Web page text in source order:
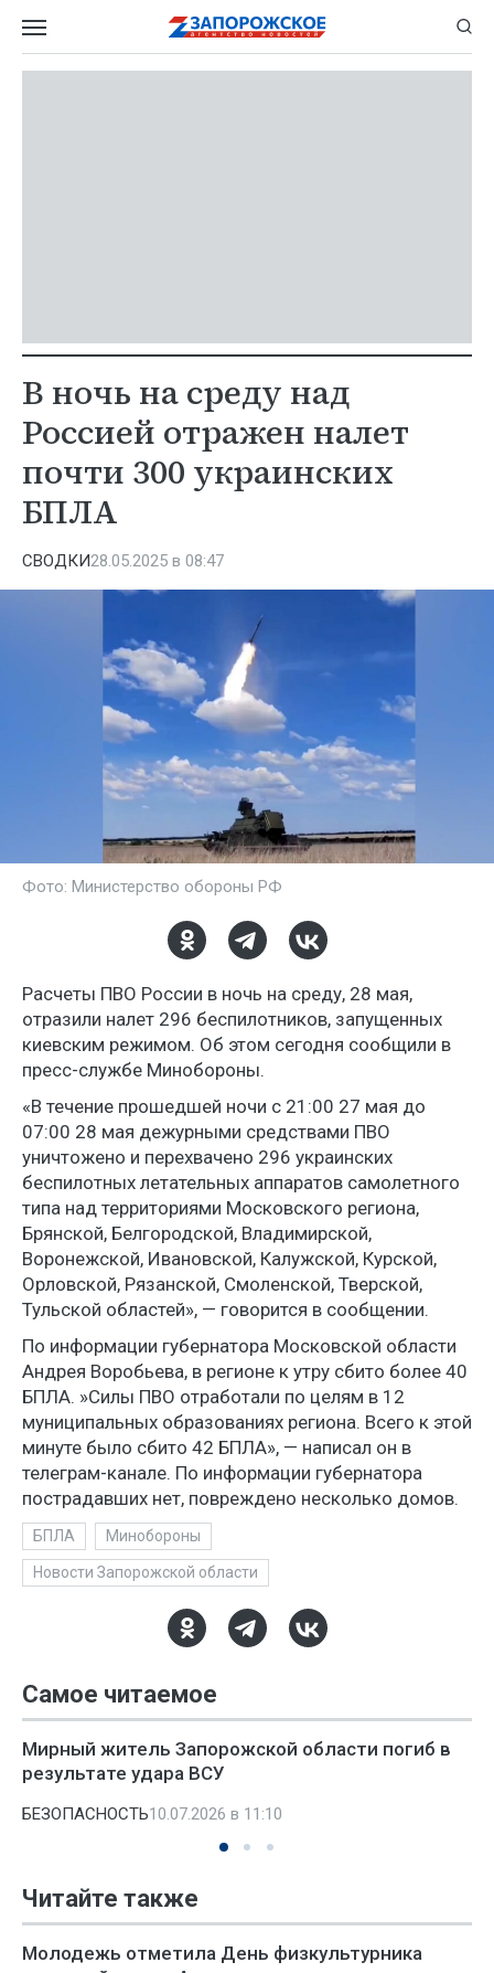
В ночь на среду над
Россией отражен налет
почти 300 украинских
БПЛА
СВОДКИ28.05.2025 в 08:47
Фото: Министерство обороны РФ
Расчеты ПВО России в ночь на среду, 28 мая,
отразили налет 296 беспилотников, запущенных
киевским режимом. Об этом сегодня сообщили в
пресс-службе Минобороны.
«В течение прошедшей ночи с 21:00 27 мая до
07:00 28 мая дежурными средствами ПВО
уничтожено и перехвачено 296 украинских
беспилотных летательных аппаратов самолетного
типа над территориями Московского региона,
Брянской, Белгородской, Владимирской,
Воронежской, Ивановской, Калужской, Курской,
Орловской, Рязанской, Смоленской, Тверской,
Тульской областей», — говорится в сообщении.
По информации губернатора Московской области
Андрея Воробьева, в регионе к утру сбито более 40
БПЛА. »Силы ПВО отработали по целям в 12
муниципальных образованиях региона. Всего к этой
минуте было сбито 42 БПЛА», — написал он в
телеграм-канале. По информации губернатора
пострадавших нет, повреждено несколько домов.
БПЛА Минобороны
Новости Запорожской области
Самое читаемое
Мирный житель Запорожской области погиб в
результате удара ВСУ
БЕЗОПАСНОСТЬ10.07.2026 в 11:10
Читайте также
Молодежь отметила День физкультурника